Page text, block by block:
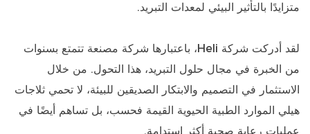
متزايدًا بالتأثير البيئي لمعدات التبريد.
لقد أدركت شركة Heli، باعتبارها شركة مصنعة تتمتع بسنوات
من الخبرة في مجال حلول التبريد، هذا التحول. من خلال
الاستثمار في التصميم والابتكار الصديقين للبيئة، لا تحمي ثلاجات
هيلي الموارد الطبية الحيوية القيمة فحسب، بل تساهم أيضًا في
عمليات رعاية صحية أكثر استدامة.